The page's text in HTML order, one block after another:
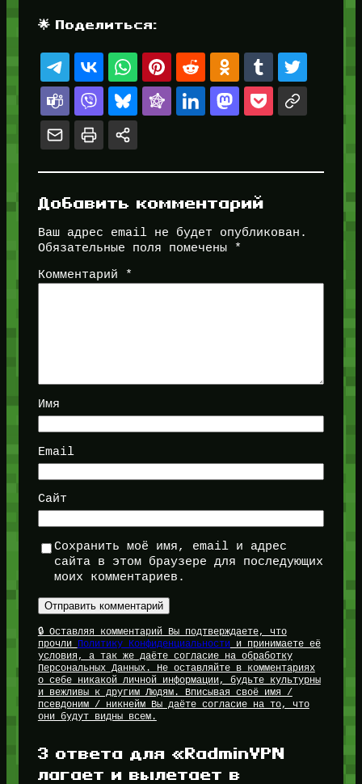
🌟 Поделиться:
Добавить комментарий
Ваш адрес email не будет опубликован.
Обязательные поля помечены
*
Комментарий *
Имя
Email
Сайт
Сохранить моё имя, email и адрес
сайта в этом браузере для последующих
моих комментариев.
🔒 Оставляя комментарий Вы подтверждаете, что
прочли Политику Конфиденциальностии принимаете её
условия, а так же даёте согласие на обработку
Персональных Данных. Не оставляйте в комментариях
о себе никакой личной информации, будьте культурны
и вежливы к другим Людям. Вписывая своё имя /
псевдоним / никнейм Вы даёте согласие на то, что
они будут видны всем.
3 ответа для «RadminVPN
лагает и вылетает в